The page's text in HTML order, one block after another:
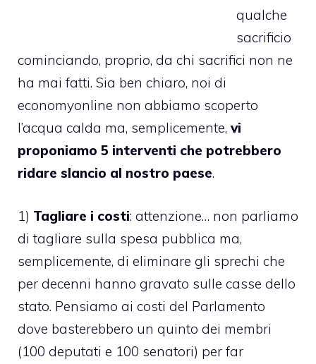
qualche
sacrificio
cominciando, proprio, da chi sacrifici non ne
ha mai fatti. Sia ben chiaro, noi di
economyonline non abbiamo scoperto
l’acqua calda ma, semplicemente, vi
proponiamo 5 interventi che potrebbero
ridare slancio al nostro paese.
1) Tagliare i costi: attenzione… non parliamo
di tagliare sulla spesa pubblica ma,
semplicemente, di eliminare gli sprechi che
per decenni hanno gravato sulle casse dello
stato. Pensiamo ai costi del Parlamento
dove basterebbero un quinto dei membri
(100 deputati e 100 senatori) per far